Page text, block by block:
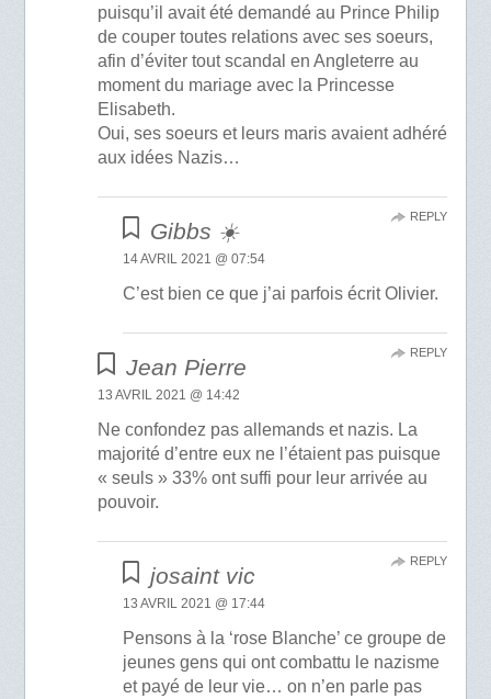
puisqu’il avait été demandé au Prince Philip
de couper toutes relations avec ses soeurs,
afin d’éviter tout scandal en Angleterre au
moment du mariage avec la Princesse
Elisabeth.
Oui, ses soeurs et leurs maris avaient adhéré
aux idées Nazis…
Gibbs ☀️
14 AVRIL 2021 @ 07:54
C’est bien ce que j’ai parfois écrit Olivier.
REPLY
Jean Pierre
13 AVRIL 2021 @ 14:42
Ne confondez pas allemands et nazis. La
majorité d’entre eux ne l’étaient pas puisque
« seuls » 33% ont suffi pour leur arrivée au
pouvoir.
REPLY
josaint vic
13 AVRIL 2021 @ 17:44
Pensons à la ‘rose Blanche’ ce groupe de
jeunes gens qui ont combattu le nazisme
et payé de leur vie… on n’en parle pas
REPLY